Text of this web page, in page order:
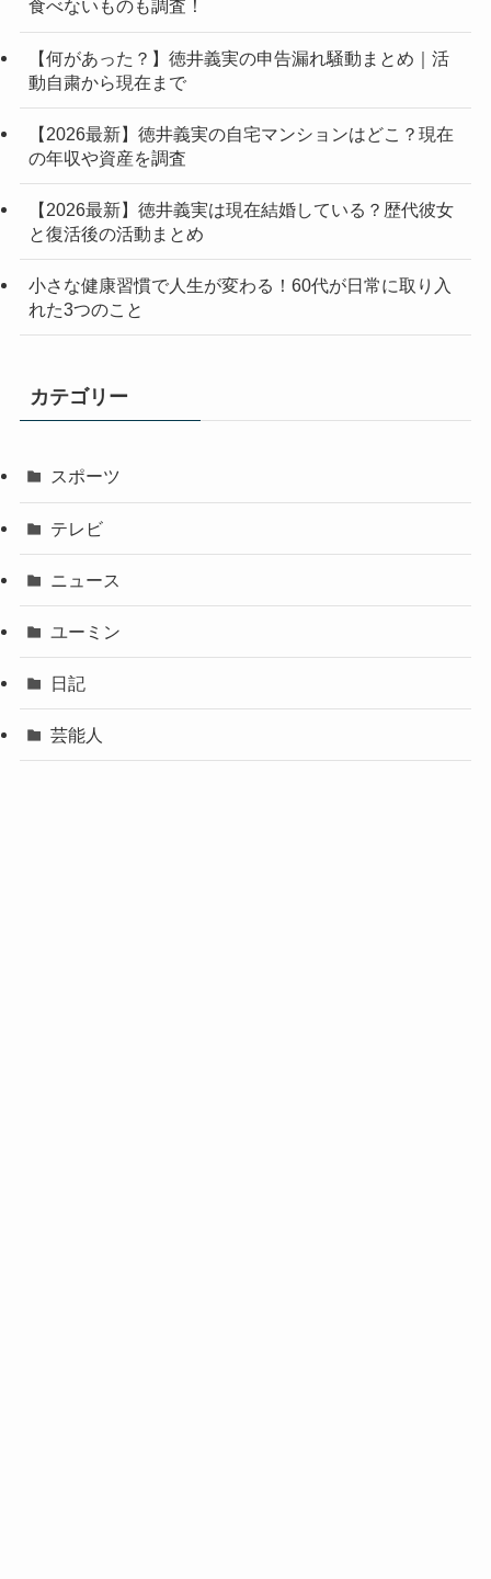
食べないものも調査！
【何があった？】徳井義実の申告漏れ騒動まとめ｜活
動自粛から現在まで
【2026最新】徳井義実の自宅マンションはどこ？現在
の年収や資産を調査
【2026最新】徳井義実は現在結婚している？歴代彼女
と復活後の活動まとめ
小さな健康習慣で人生が変わる！60代が日常に取り入
れた3つのこと
カテゴリー
スポーツ
テレビ
ニュース
ユーミン
日記
芸能人